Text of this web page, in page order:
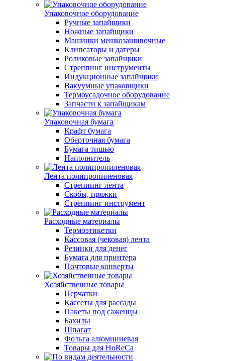
Упаковочное оборудование
Ручные запайщики
Ножные запайщики
Машинки мешкозашивочные
Клипсаторы и датеры
Роликовые запайщики
Стреппинг инструменты
Индукционные запайщики
Вакуумные упаковщики
Термоусадочное оборудование
Запчасти к запайщикам
Упаковочная бумага
Крафт бумага
Оберточная бумага
Бумага тишью
Наполнитель
Лента полипропиленовая
Стреппинг лента
Скобы, пряжки
Стреппинг инструмент
Расходные материалы
Термоэтикетки
Кассовая (чековая) лента
Резинки для денег
Бумага для принтера
Почтовые конверты
Хозяйственные товары
Перчатки
Кассеты для рассады
Пакеты под саженцы
Бахилы
Шпагат
Фольга алюминиевая
Товары для HoReCa